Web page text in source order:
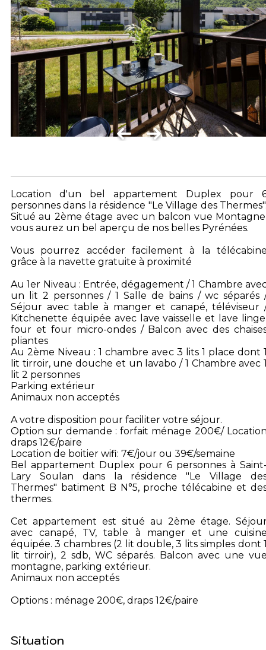
Location d'un bel appartement Duplex pour
personnes dans la résidence "Le Village des
Situé au 2ème étage avec un balcon vue
vous aurez un bel aperçu de nos belles Pyrénées.
Vous pourrez accéder facilement à la
grâce à la navette gratuite à proximité
Au 1er Niveau : Entrée, dégagement / 1 Chambre
un lit 2 personnes / 1 Salle de bains / wc séparés
Séjour avec table à manger et canapé, téléviseur
Kitchenette équipée avec lave vaisselle et lave
four et four micro-ondes / Balcon avec des
pliantes
Au 2ème Niveau : 1 chambre avec 3 lits 1 place dont
lit tirroir, une douche et un lavabo / 1 Chambre avec
lit 2 personnes
Parking extérieur
Animaux non acceptés
A votre disposition pour faciliter votre séjour.
Option sur demande : forfait ménage 200€/
draps 12€/paire
Location de boitier wifi: 7€/jour ou 39€/semaine
Bel appartement Duplex pour 6 personnes à
Lary Soulan dans la résidence "Le Village
Thermes" batiment B N°5, proche télécabine et
thermes.
Cet appartement est situé au 2ème étage.
avec canapé, TV, table à manger et une
équipée. 3 chambres (2 lit double, 3 lits simples dont
lit tirroir), 2 sdb, WC séparés. Balcon avec une
montagne, parking extérieur.
Animaux non acceptés
Options : ménage 200€, draps 12€/paire
Situation